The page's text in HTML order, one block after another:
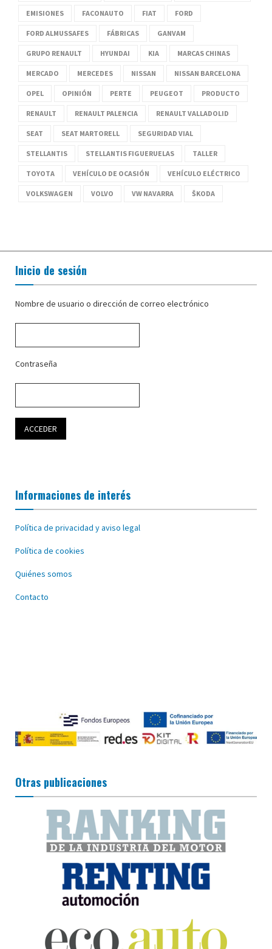
EMISIONES FACONAUTO FIAT FORD
FORD ALMUSSAFES FÁBRICAS GANVAM
GRUPO RENAULT HYUNDAI KIA MARCAS CHINAS
MERCADO MERCEDES NISSAN NISSAN BARCELONA
OPEL OPINIÓN PERTE PEUGEOT PRODUCTO
RENAULT RENAULT PALENCIA RENAULT VALLADOLID
SEAT SEAT MARTORELL SEGURIDAD VIAL
STELLANTIS STELLANTIS FIGUERUELAS TALLER
TOYOTA VEHÍCULO DE OCASIÓN VEHÍCULO ELÉCTRICO
VOLKSWAGEN VOLVO VW NAVARRA ŠKODA
Inicio de sesión
Nombre de usuario o dirección de correo electrónico
Contraseña
Informaciones de interés
Política de privacidad y aviso legal
Política de cookies
Quiénes somos
Contacto
Otras publicaciones